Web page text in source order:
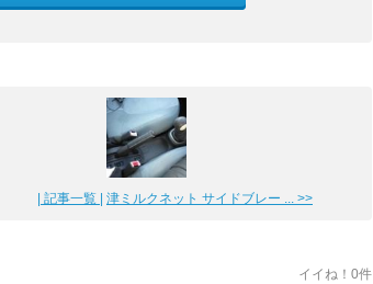
| 記事一覧 | 津ミルクネット サイドブレー ... >>
イイね！0件